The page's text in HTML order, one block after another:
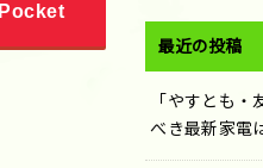
Pocket
最近の投稿
「やすとも
べき最新家電